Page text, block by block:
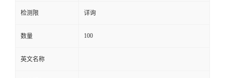
检测限 详询
数量 100
英文名称